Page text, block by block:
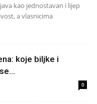
kao jednostavan i lijep
a vlasnicima
koje biljke i
0